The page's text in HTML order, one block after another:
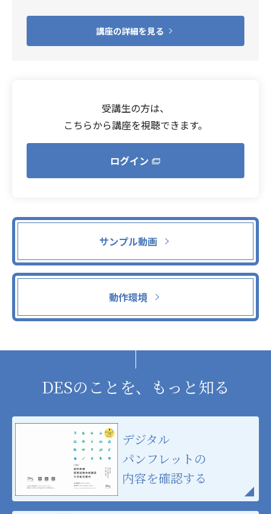
講座の詳細を見る
受講生の方は、
こちらから講座を視聴できます。
ログイン
サンプル動画
動作環境
DESのことを、もっと知る
デジタル
パンフレットの
内容を確認する